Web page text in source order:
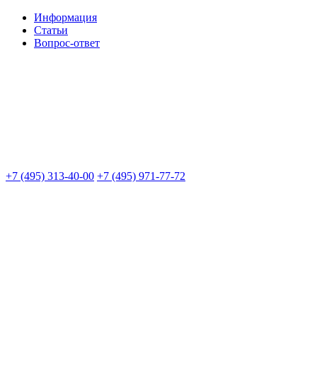
Информация
Статьи
Вопрос-ответ
+7 (495) 313-40-00 +7 (495) 971-77-72